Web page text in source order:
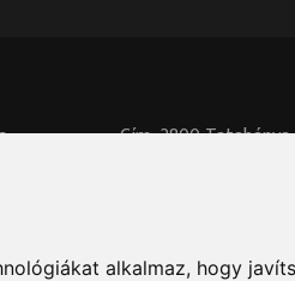
alkalmaz, hogy
Cím: 2800